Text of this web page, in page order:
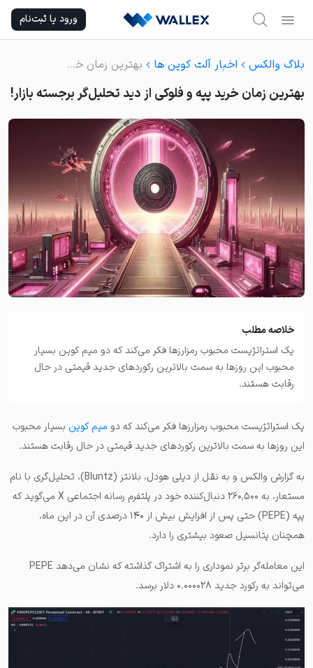
content
ورود یا ثبت‌نام
بلاگ والکس اخبار آلت کوین ها بهترین زمان خرید پپه و فلوکی از دید تحلیل‌گر برجسته بازار!
بهترین زمان خرید پپه و فلوکی از دید تحلیل‌گر برجسته بازار!
خلاصه مطلب
یک استراتژیست محبوب رمزارزها فکر می‌کند که دو میم کوین بسیار
محبوب این روزها به سمت بالاترین رکوردهای جدید قیمتی در حال
رقابت هستند.
یک استراتژیست محبوب رمزارزها فکر می‌کند که دو میم کوین بسیار محبوب
این روزها به سمت بالاترین رکوردهای جدید قیمتی در حال رقابت هستند.
به گزارش والکس و به نقل از دیلی هودل، بلانتز (Bluntz)، تحلیل‌گری با نام
مستعار، به ۲۶۰٬۵۰۰ دنبال‌کننده خود در پلتفرم رسانه اجتماعی X می‌گوید که
پپه (PEPE) حتی پس از افزایش بیش از ۱۴۰ درصدی آن در این ماه،
همچنان پتانسیل صعود بیشتری را دارد.
این معامله‌گر برتر نموداری را به اشتراک گذاشته که نشان می‌دهد PEPE
می‌تواند به رکورد جدید ۰.۰۰۰۰۲۸ دلار برسد.